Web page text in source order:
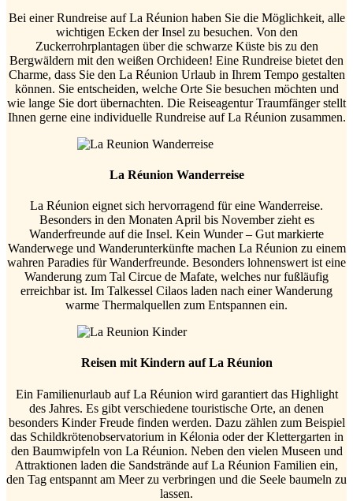
Bei einer Rundreise auf La Réunion haben Sie die Möglichkeit, alle
wichtigen Ecken der Insel zu besuchen. Von den
Zuckerrohrplantagen über die schwarze Küste bis zu den
Bergwäldern mit den weißen Orchideen! Eine Rundreise bietet den
Charme, dass Sie den La Réunion Urlaub in Ihrem Tempo gestalten
können. Sie entscheiden, welche Orte Sie besuchen möchten und
wie lange Sie dort übernachten. Die Reiseagentur Traumfänger stellt
Ihnen gerne eine individuelle Rundreise auf La Réunion zusammen.
La Réunion Wanderreise
La Réunion eignet sich hervorragend für eine Wanderreise.
Besonders in den Monaten April bis November zieht es
Wanderfreunde auf die Insel. Kein Wunder – Gut markierte
Wanderwege und Wanderunterkünfte machen La Réunion zu einem
wahren Paradies für Wanderfreunde. Besonders lohnenswert ist eine
Wanderung zum Tal Circue de Mafate, welches nur fußläufig
erreichbar ist. Im Talkessel Cilaos laden nach einer Wanderung
warme Thermalquellen zum Entspannen ein.
Reisen mit Kindern auf La Réunion
Ein Familienurlaub auf La Réunion wird garantiert das Highlight
des Jahres. Es gibt verschiedene touristische Orte, an denen
besonders Kinder Freude finden werden. Dazu zählen zum Beispiel
das Schildkrötenobservatorium in Kélonia oder der Klettergarten in
den Baumwipfeln von La Réunion. Neben den vielen Museen und
Attraktionen laden die Sandstrände auf La Réunion Familien ein,
den Tag entspannt am Meer zu verbringen und die Seele baumeln zu
lassen.